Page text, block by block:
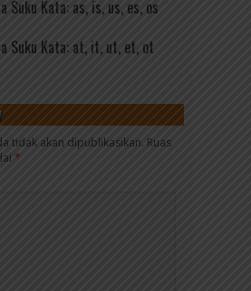
Suku Kata: as, is, us, es, os
Suku Kata: at, it, ut, et, ot
tidak akan dipublikasikan. Ruas
*